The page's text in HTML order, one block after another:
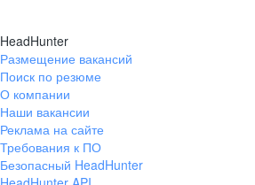
HeadHunter
Размещение вакансий
Поиск по резюме
О компании
Наши вакансии
Реклама на сайте
Требования к ПО
Безопасный HeadHunter